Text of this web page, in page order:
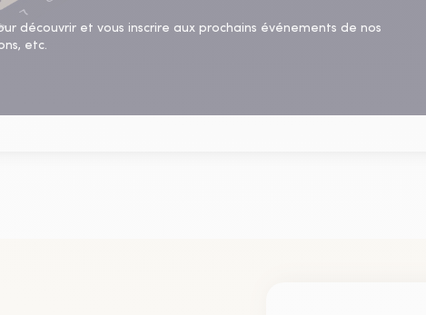
découvrir et vous inscrire aux prochains événements de nos
etc.